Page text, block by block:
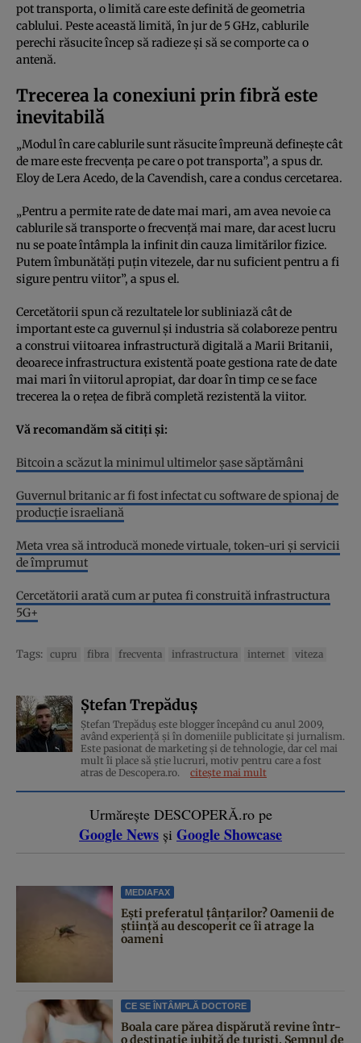
pot transporta, o limită care este definită de geometria
cablului. Peste această limită, în jur de 5 GHz, cablurile
perechi răsucite încep să radieze și să se comporte ca o
antenă.
Trecerea la conexiuni prin fibră este
inevitabilă
„Modul în care cablurile sunt răsucite împreună definește cât
de mare este frecvența pe care o pot transporta”, a spus dr.
Eloy de Lera Acedo, de la Cavendish, care a condus cercetarea.
„Pentru a permite rate de date mai mari, am avea nevoie ca
cablurile să transporte o frecvență mai mare, dar acest lucru
nu se poate întâmpla la infinit din cauza limitărilor fizice.
Putem îmbunătăți puțin vitezele, dar nu suficient pentru a fi
sigure pentru viitor”, a spus el.
Cercetătorii spun că rezultatele lor subliniază cât de
important este ca guvernul și industria să colaboreze pentru
a construi viitoarea infrastructură digitală a Marii Britanii,
deoarece infrastructura existentă poate gestiona rate de date
mai mari în viitorul apropiat, dar doar în timp ce se face
trecerea la o rețea de fibră completă rezistentă la viitor.
Vă recomandăm să citiți și:
Bitcoin a scăzut la minimul ultimelor şase săptămâni
Guvernul britanic ar fi fost infectat cu software de spionaj de
producție israeliană
Meta vrea să introducă monede virtuale, token-uri şi servicii
de împrumut
Cercetătorii arată cum ar putea fi construită infrastructura
5G+
Tags: cupru fibra frecventa infrastructura internet viteza
Ștefan Trepăduș
Ștefan Trepăduș este blogger începând cu anul 2009,
având experiență și în domeniile publicitate și jurnalism.
Este pasionat de marketing și de tehnologie, dar cel mai
mult îi place să știe lucruri, motiv pentru care a fost
atras de Descopera.ro.
citește mai mult
Urmărește DESCOPERĂ.ro pe
Google News și Google Showcase
MEDIAFAX
Ești preferatul țânțarilor? Oamenii de
știință au descoperit ce îi atrage la
oameni
CE SE ÎNTÂMPLĂ DOCTORE
Boala care părea dispărută revine într-
o destinație iubită de turiști. Semnul de